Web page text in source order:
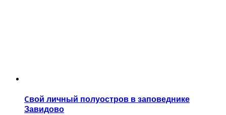
Cвой личный полуостров в заповеднике
Завидово